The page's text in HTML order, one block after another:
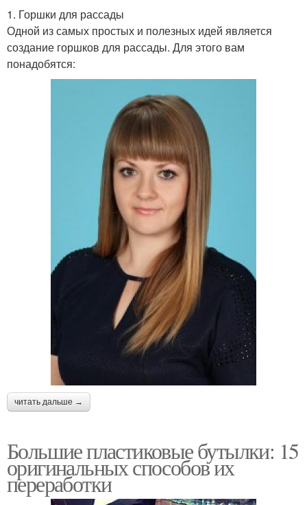
1. Горшки для рассады
Одной из самых простых и полезных идей является
создание горшков для рассады. Для этого вам
понадобятся:
читать дальше →
Большие пластиковые бутылки: 15
оригинальных способов их
переработки